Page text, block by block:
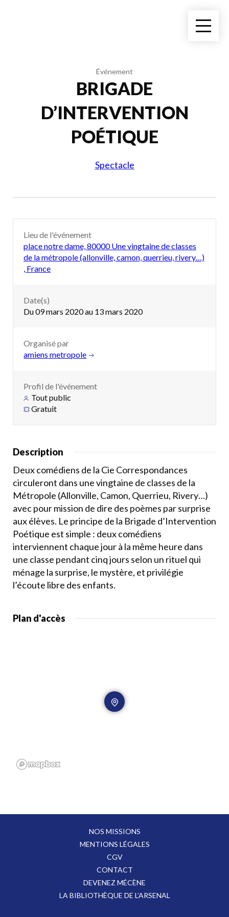
Événement
BRIGADE
D’INTERVENTION
POÉTIQUE
Spectacle
Lieu de l'événement
place notre dame, 80000 Une vingtaine de classes
de la métropole (allonville, camon, querrieu, rivery…)
, France
Date(s)
Du 09 mars 2020 au 13 mars 2020
Organisé par
amiens metropole
Profil de l'événement
Tout public
Gratuit
Description
Deux comédiens de la Cie Correspondances
circuleront dans une vingtaine de classes de la
Métropole (Allonville, Camon, Querrieu, Rivery…)
avec pour mission de dire des poèmes par surprise
aux élèves. Le principe de la Brigade d’Intervention
Poétique est simple : deux comédiens
interviennent chaque jour à la même heure dans
une classe pendant cinq jours selon un rituel qui
ménage la surprise, le mystère, et privilégie
l’écoute libre des enfants.
Plan d'accès
NOS MISSIONS
MENTIONS LÉGALES
CGV
CONTACT
DEVENEZ MÉCÈNE
LA BIBLIOTHÈQUE DE L’ARSENAL